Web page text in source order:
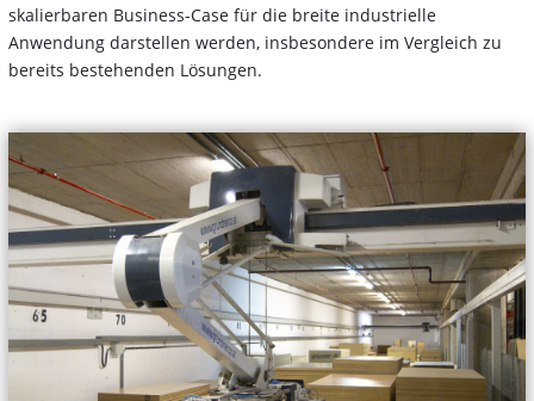
skalierbaren Business-Case für die breite industrielle
Anwendung darstellen werden, insbesondere im Vergleich zu
bereits bestehenden Lösungen.